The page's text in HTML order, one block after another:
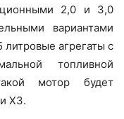
2,0 и 3,0
вариантами
агрегаты с
топливной
мотор будет
X3.